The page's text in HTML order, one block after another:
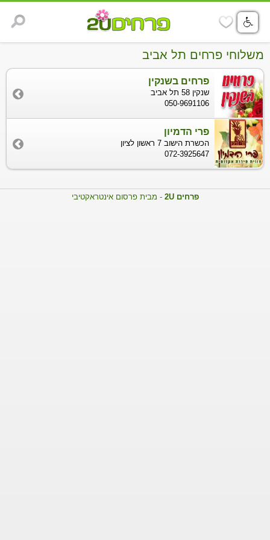
משלוחי פרחים תל אביב
פרחים בשנקין
שנקין 58 תל אביב
050-9691106
פרי הדמיון
הכשרת הישוב 7 ראשון לציון
072-3925647
פרחים 2U - מבית פרסום אינטראקטיבי